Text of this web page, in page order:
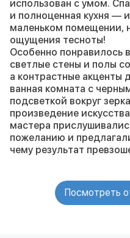
использован с умом.
и полноценная кухня —
маленьком помещении,
ощущения тесноты!
Особенно понравилось
светлые стены и полы
а контрастные
ванная комната с
подсветкой вокруг
произведение
мастера
пожеланию и
чему результат
Посмотреть